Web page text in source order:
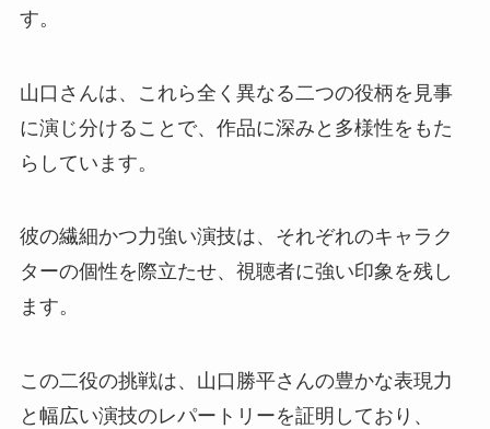
す。
山口さんは、これら全く異なる二つの役柄を見事
に演じ分けることで、作品に深みと多様性をもた
らしています。
彼の繊細かつ力強い演技は、それぞれのキャラク
ターの個性を際立たせ、視聴者に強い印象を残し
ます。
この二役の挑戦は、山口勝平さんの豊かな表現力
と幅広い演技のレパートリーを証明しており、